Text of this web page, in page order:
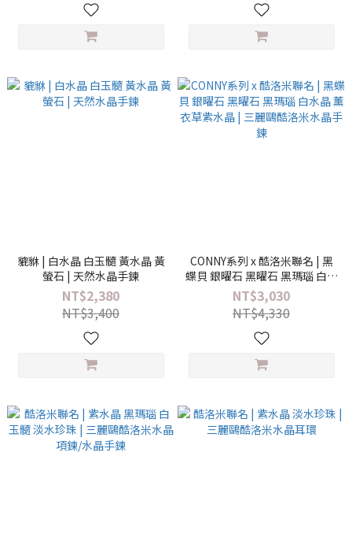
貔貅 | 白水晶 白玉髓 黃水晶 黃
螢石 | 天然水晶手鍊
NT$2,380
NT$3,400
CONNY系列 x 酷洛米聯名 | 黑
蝶貝 銀曜石 黑曜石 黑瑪瑙 白水
晶 薰衣草紫水晶 | 三麗鷗酷洛
米水晶手鍊
NT$3,030
NT$4,330